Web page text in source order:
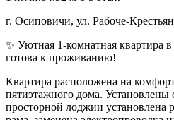
г. Осиповичи, ул. Рабоче-
✨ Уютная 1-комнатная
готова к проживанию!
Квартира расположена на
пятиэтажного дома.
просторной лоджии установлена